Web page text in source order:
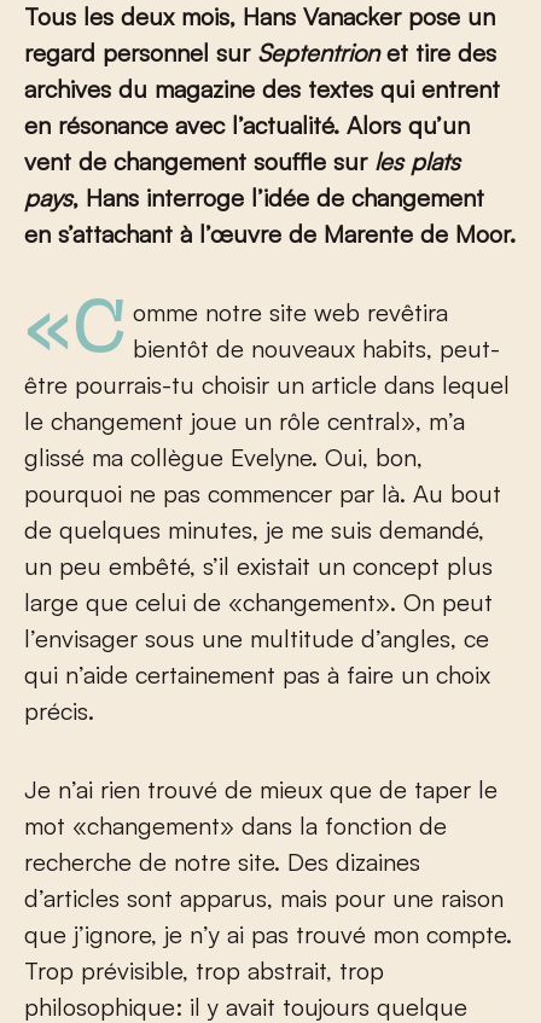
Tous les deux mois, Hans Vanacker pose un
regard personnel sur Septentrionet tire des
archives du magazine des textes qui entrent
en résonance avec l’actualité. Alors qu’un
vent de changement souffle sur les plats
pays, Hans interroge l’idée de changement
en s’attachant à l’œuvre de Marente de Moor.
«Comme notre site web revêtira bientôt de nouveaux habits, peut-
être pourrais-tu choisir un article dans lequel
le changement joue un rôle central», m’a
glissé ma collègue Evelyne. Oui, bon,
pourquoi ne pas commencer par là. Au bout
de quelques minutes, je me suis demandé,
un peu embêté, s’il existait un concept plus
large que celui de «changement». On peut
l’envisager sous une multitude d’angles, ce
qui n’aide certainement pas à faire un choix
précis.
Je n’ai rien trouvé de mieux que de taper le
mot «changement» dans la fonction de
recherche de notre site. Des dizaines
d’articles sont apparus, mais pour une raison
que j’ignore, je n’y ai pas trouvé mon compte.
Trop prévisible, trop abstrait, trop
philosophique: il y avait toujours quelque